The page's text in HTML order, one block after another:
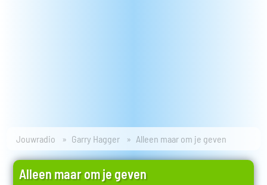
Jouwradio Garry Hagger Alleen maar om je geven
Alleen maar om je geven